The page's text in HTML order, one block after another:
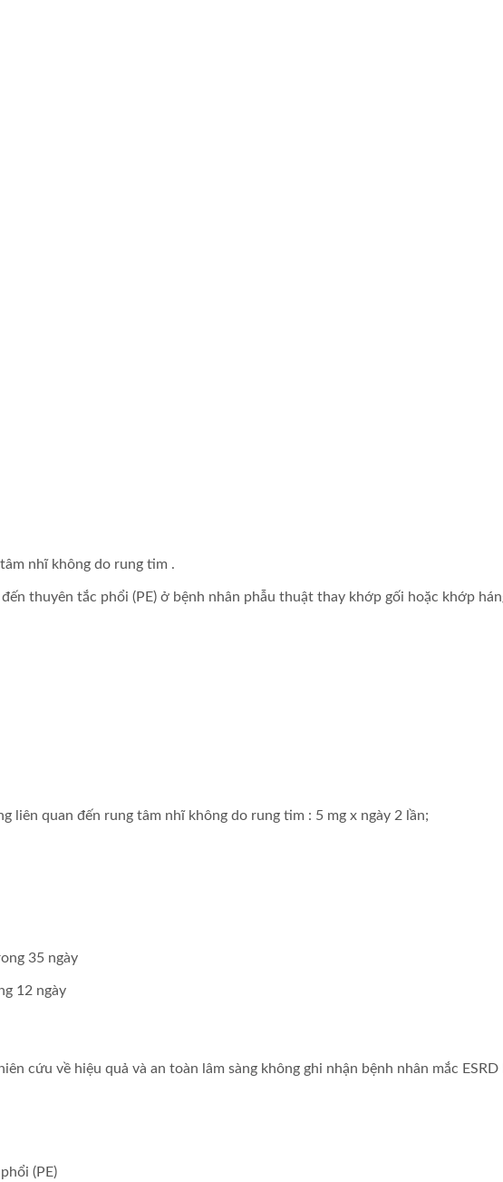
nhĩ không do rung tim .
thuyên tắc phổi (PE) ở bệnh nhân phẫu thuật thay khớp gối hoặc khớp
quan đến rung tâm nhĩ không do rung tim : 5 mg x ngày 2 lần;
35 ngày
12 ngày
cứu về hiệu quả và an toàn lâm sàng không ghi nhận bệnh nhân mắc
(PE)